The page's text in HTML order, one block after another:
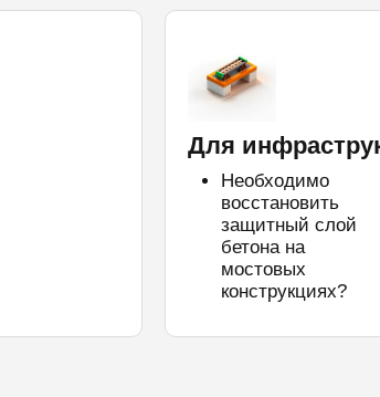
Для
Необходимо
восстановить
защитный слой
бетона на
мостовых
конструкциях?